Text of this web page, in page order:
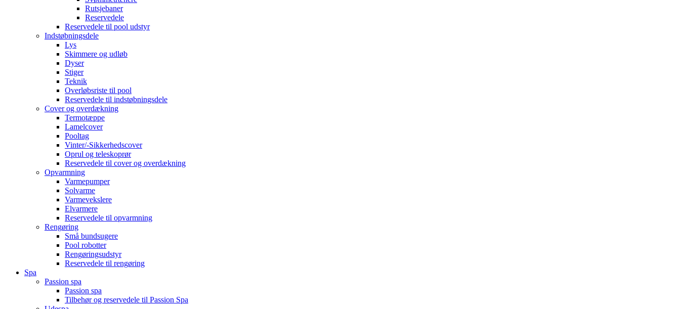
Rutsjebaner
Reservedele
Reservedele til pool udstyr
Indstøbningsdele
Lys
Skimmere og udløb
Dyser
Stiger
Teknik
Overløbsriste til pool
Reservedele til indstøbningsdele
Cover og overdækning
Termotæppe
Lamelcover
Pooltag
Vinter/-Sikkerhedscover
Oprul og teleskoprør
Reservedele til cover og overdækning
Opvarmning
Varmepumper
Solvarme
Varmevekslere
Elvarmere
Reservedele til opvarmning
Rengøring
Små bundsugere
Pool robotter
Rengøringsudstyr
Reservedele til rengøring
Spa
Passion spa
Passion spa
Tilbehør og reservedele til Passion Spa